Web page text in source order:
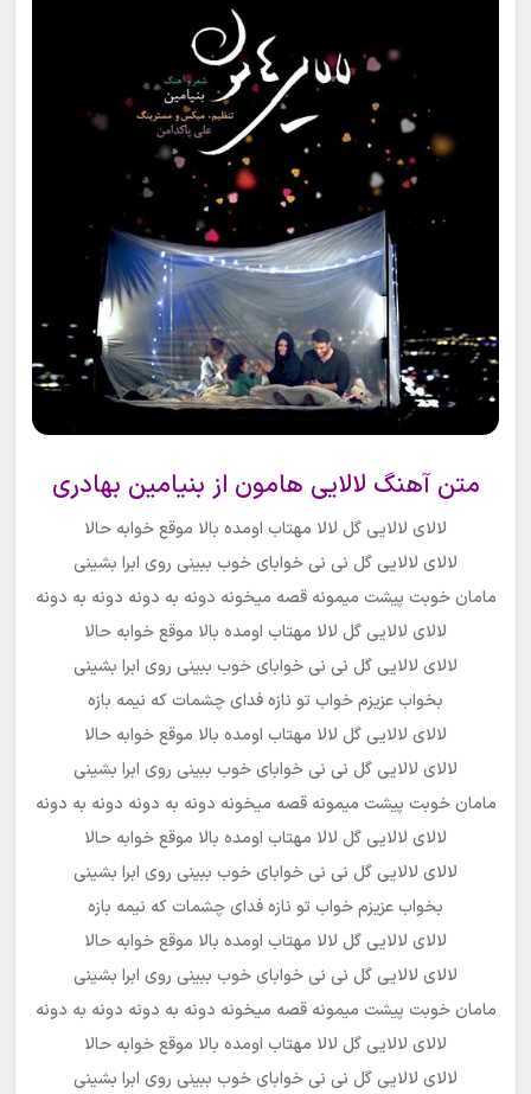
متن آهنگ لالایی هامون از بنیامین بهادری
لالای لالایی گل لالا مهتاب اومده بالا موقع خوابه حالا
لالای لالایی گل نی نی خوابای خوب ببینی روی ابرا بشینی
مامان خوبت پیشت میمونه قصه میخونه دونه به دونه دونه به دونه
لالای لالایی گل لالا مهتاب اومده بالا موقع خوابه حالا
لالای لالایی گل نی نی خوابای خوب ببینی روی ابرا بشینی
بخواب عزیزم خواب تو نازه فدای چشمات که نیمه بازه
لالای لالایی گل لالا مهتاب اومده بالا موقع خوابه حالا
لالای لالایی گل نی نی خوابای خوب ببینی روی ابرا بشینی
مامان خوبت پیشت میمونه قصه میخونه دونه به دونه دونه به دونه
لالای لالایی گل لالا مهتاب اومده بالا موقع خوابه حالا
لالای لالایی گل نی نی خوابای خوب ببینی روی ابرا بشینی
بخواب عزیزم خواب تو نازه فدای چشمات که نیمه بازه
لالای لالایی گل لالا مهتاب اومده بالا موقع خوابه حالا
لالای لالایی گل نی نی خوابای خوب ببینی روی ابرا بشینی
مامان خوبت پیشت میمونه قصه میخونه دونه به دونه دونه به دونه
لالای لالایی گل لالا مهتاب اومده بالا موقع خوابه حالا
لالای لالایی گل نی نی خوابای خوب ببینی روی ابرا بشینی